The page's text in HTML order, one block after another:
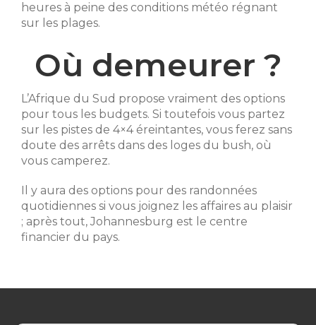
heures à peine des conditions météo régnant
sur les plages.
Où demeurer ?
L’Afrique du Sud propose vraiment des options
pour tous les budgets. Si toutefois vous partez
sur les pistes de 4×4 éreintantes, vous ferez sans
doute des arrêts dans des loges du bush, où
vous camperez.
Il y aura des options pour des randonnées
quotidiennes si vous joignez les affaires au plaisir
; après tout, Johannesburg est le centre
financier du pays.